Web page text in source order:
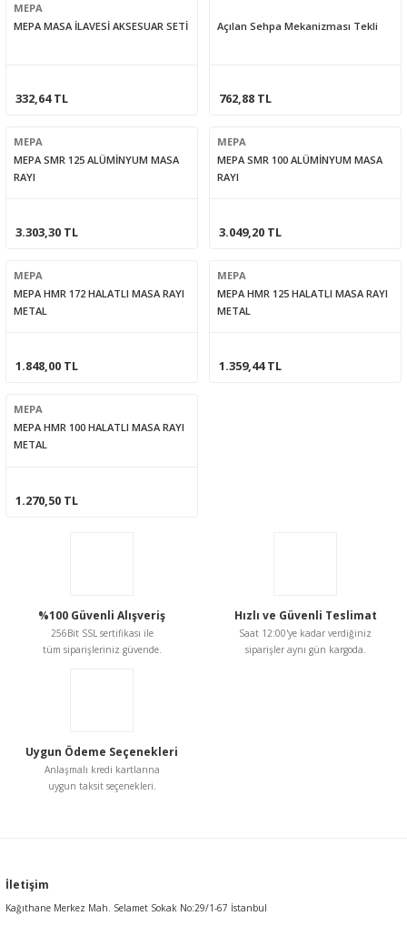
MEPA
MEPA MASA İLAVESİ AKSESUAR SETİ
332,64 TL
Açılan Sehpa Mekanizması Tekli
762,88 TL
MEPA
MEPA SMR 125 ALÜMİNYUM MASA
RAYI
3.303,30 TL
MEPA
MEPA SMR 100 ALÜMİNYUM MASA
RAYI
3.049,20 TL
MEPA
MEPA HMR 172 HALATLI MASA RAYI
METAL
1.848,00 TL
MEPA
MEPA HMR 125 HALATLI MASA RAYI
METAL
1.359,44 TL
MEPA
MEPA HMR 100 HALATLI MASA RAYI
METAL
1.270,50 TL
%100 Güvenli Alışveriş
256Bit SSL sertifikası ile
tüm siparişleriniz güvende.
Hızlı ve Güvenli Teslimat
Saat 12:00'ye kadar verdiğiniz
siparişler aynı gün kargoda.
Uygun Ödeme Seçenekleri
Anlaşmalı kredi kartlarına
uygun taksit seçenekleri.
İletişim
Kağıthane Merkez Mah. Selamet Sokak No:29/1-67 İstanbul